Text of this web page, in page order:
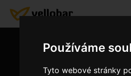
Používáme
Tyto webové stránky